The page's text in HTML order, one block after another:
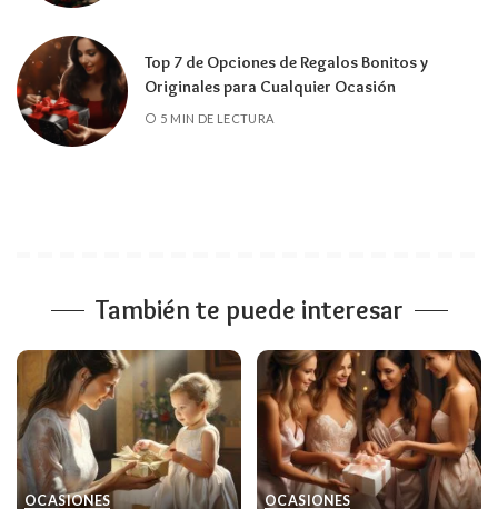
Top 7 de Opciones de Regalos Bonitos y
Originales para Cualquier Ocasión
5 MIN DE LECTURA
También te puede interesar
OCASIONES OCASIONES